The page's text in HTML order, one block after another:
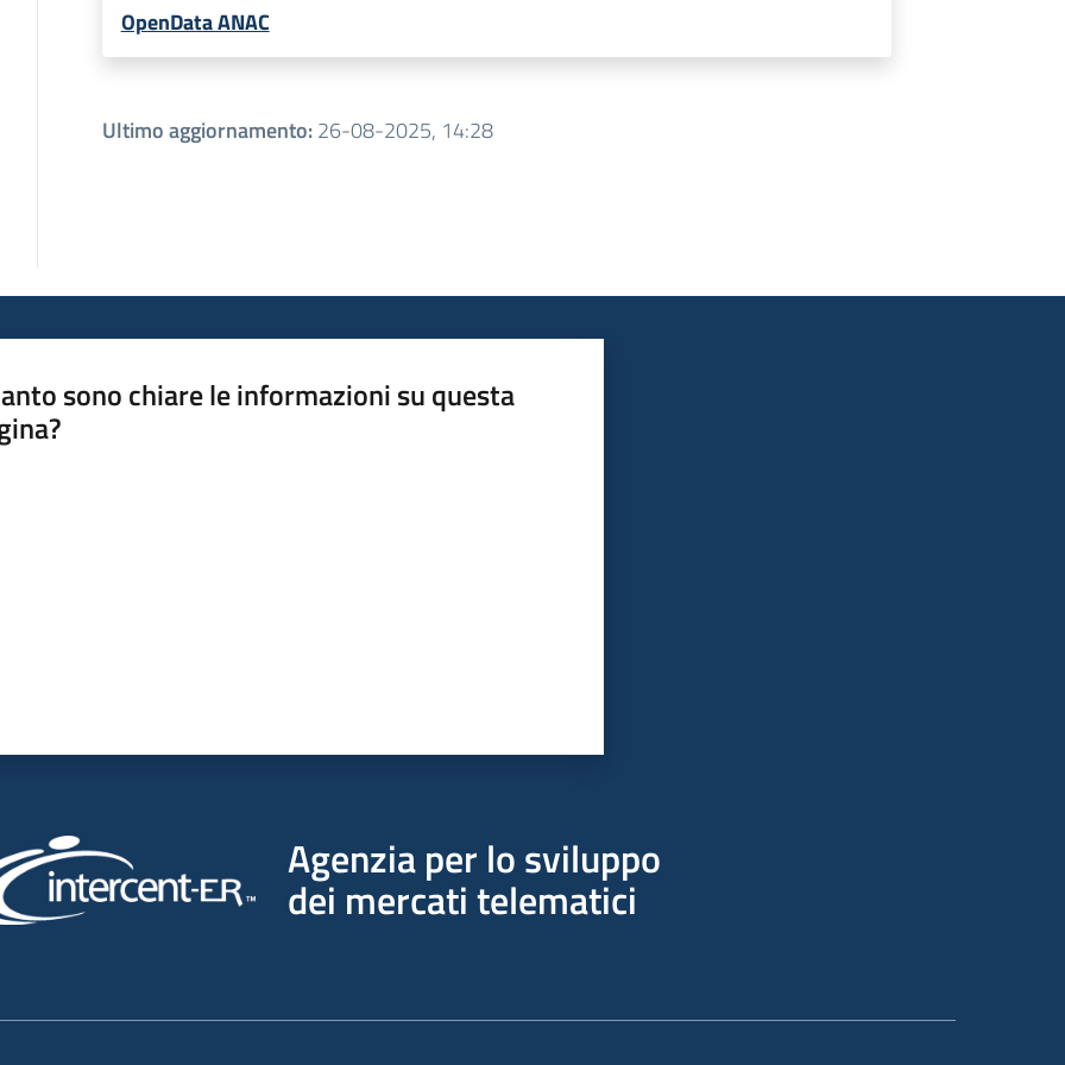
OpenData ANAC
Ultimo aggiornamento:26-08-2025, 14:28
sono chiare le informazioni su questa
Agenzia per lo sviluppo
dei mercati telematici